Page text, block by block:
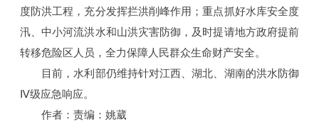
度防洪工程，充分发挥拦洪削峰作用；重点抓好水库安全度
汛、中小河流洪水和山洪灾害防御，及时提请地方政府提前
转移危险区人员，全力保障人民群众生命财产安全。
目前，水利部仍维持针对江西、湖北、湖南的洪水防御
Ⅳ级应急响应。
作者：责编：姚葳